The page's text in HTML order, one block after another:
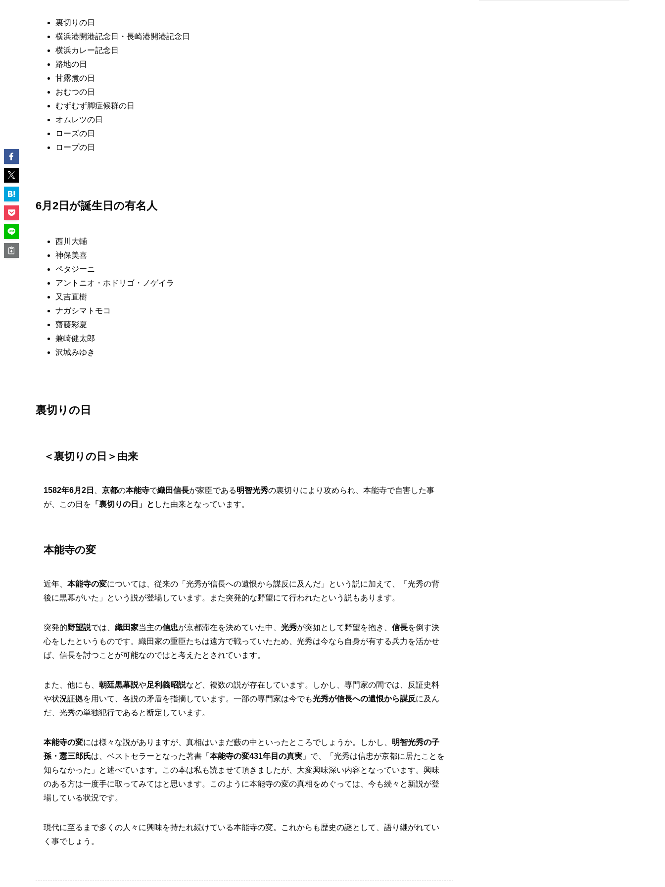
裏切りの日
横浜港開港記念日・長崎港開港記念日
横浜カレー記念日
路地の日
甘露煮の日
おむつの日
むずむず脚症候群の日
オムレツの日
ローズの日
ロープの日
6月2日が誕生日の有名人
西川大輔
神保美喜
ペタジーニ
アントニオ・ホドリゴ・ノゲイラ
又吉直樹
ナガシマトモコ
齋藤彩夏
兼崎健太郎
沢城みゆき
裏切りの日
＜裏切りの日＞由来
1582年6月2日 京都の本能寺で織田信長が家臣である明智光秀の裏切りにより攻められ、本能寺で自害した事
が、この日を 「裏切りの日」と した由来となっています。
本能寺の変
近年、 本能寺の変については、従来の「光秀が信長への遺恨から謀反に及んだ」という説に加えて、「光秀の背
後に黒幕がいた」という説が登場しています。また突発的な野望にて行われたという説もあります。
突発的野望説では、 織田家当主の信忠が京都滞在を決めていた中、 光秀が突如として野望を抱き、 信長を倒す決
心をしたというものです。織田家の重臣たちは遠方で戦っていたため、光秀は今なら自身が有する兵力を活かせ
ば、信長を討つことが可能なのではと考えたとされています。
また、他にも、 朝廷黒幕説や足利義昭説など、複数の説が存在しています。しかし、専門家の間では、反証史料
や状況証拠を用いて、各説の矛盾を指摘しています。一部の専門家は今でも光秀が信長への遺恨から謀反に及ん
だ、光秀の単独犯行であると断定しています。
本能寺の変には様々な説がありますが、真相はいまだ藪の中といったところでしょうか。しかし、 明智光秀の子
孫・憲三郎氏は、ベストセラーとなった著書「 本能寺の変431年目の真実 」で、「光秀は信忠が京都に居たことを
知らなかった」と述べています。この本は私も読ませて頂きましたが、大変興味深い内容となっています。興味
のある方は一度手に取ってみてはと思います。このように本能寺の変の真相をめぐっては、今も続々と新説が登
場している状況です。
現代に至るまで多くの人々に興味を持たれ続けている本能寺の変。これからも歴史の謎として、語り継がれてい
く事でしょう。